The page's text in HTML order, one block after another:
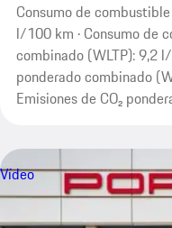
Consumo de
l/100 km · Consumo de
combinado (WLTP): 9,2
ponderado combinado
Emisiones de CO₂
Vídeo